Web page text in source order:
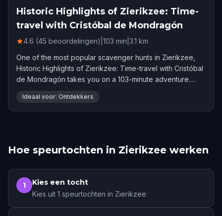
Historic Highlights of Zierikzee: Time-
travel with Cristóbal de Mondragón
4.6 (45 beoordelingen) 103 min 3.1 km
One of the most popular scavenger hunts in Zierikzee,
Historic Highlights of Zierikzee: Time-travel with Cristóbal
de Mondragón takes you on a 103-minute adventure.
Rated 4.6 stars by 45 players.
Ideaal voor: Ontdekkers
Hoe speurtochten in Zierikzee werken
1 Kies een tocht
Kies uit 1 speurtochten in Zierikzee